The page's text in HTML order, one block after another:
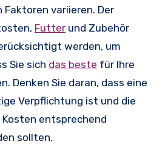
Faktoren variieren. Der
Futter und Zubehör
werden, um
Sie sich das beste für Ihre
Denken Sie daran, dass eine
Verpflichtung ist und die
entsprechend
sollten.